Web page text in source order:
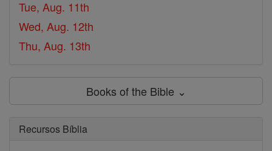
Tue, Aug. 11th
Wed, Aug. 12th
Thu, Aug. 13th
Books of the Bible ⌄
Recursos Bíblia